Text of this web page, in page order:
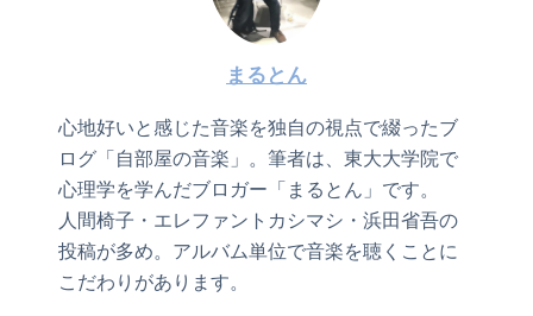
まるとん
心地好いと感じた音楽を独自の視点で綴ったブ
ログ「自部屋の音楽」。筆者は、東大大学院で
心理学を学んだブロガー「まるとん」です。
人間椅子・エレファントカシマシ・浜田省吾の
投稿が多め。アルバム単位で音楽を聴くことに
こだわりがあります。